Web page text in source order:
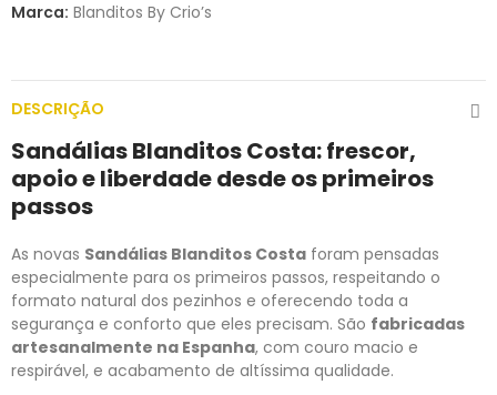
Marca: Blanditos By Crio’s
DESCRIÇÃO
SandáliasBlanditosCosta:frescor,
apoioeliberdadedesdeosprimeiros
passos
As novas Sandálias Blanditos Costa foram pensadas
especialmente para os primeiros passos, respeitando o
formato natural dos pezinhos e oferecendo toda a
segurança e conforto que eles precisam. São fabricadas
artesanalmente na Espanha, com couro macio e
respirável, e acabamento de altíssima qualidade.